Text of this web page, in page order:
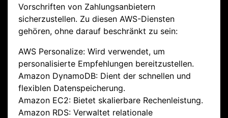
Vorschriften von Zahlungsanbietern
sicherzustellen. Zu diesen AWS-Diensten
gehören, ohne darauf beschränkt zu sein:
AWS Personalize: Wird verwendet, um
personalisierte Empfehlungen bereitzustellen.
Amazon DynamoDB: Dient der schnellen und
flexiblen Datenspeicherung.
Amazon EC2: Bietet skalierbare Rechenleistung.
Amazon RDS: Verwaltet relationale